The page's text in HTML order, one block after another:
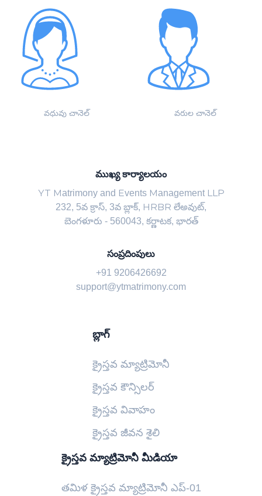
వధువు చానెల్ వరుల చానెల్
ముఖ్య కార్యాలయం
YT Matrimony and Events Management LLP
232, 5వ క్రాస్, 3వ బ్లాక్, HRBR లేఅవుట్,
బెంగళూరు - 560043, కర్ణాటక, భారత్
సంప్రదింపులు
+91 9206426692
support@ytmatrimony.com
బ్లాగ్
క్రైస్తవ మ్యాట్రిమోనీ
క్రైస్తవ కౌన్సిలర్
క్రైస్తవ వివాహం
క్రైస్తవ జీవన శైలి
క్రైస్తవ మ్యాట్రిమోనీ మీడియా
తమిళ క్రైస్తవ మ్యాట్రిమోనీ ఎప్-01